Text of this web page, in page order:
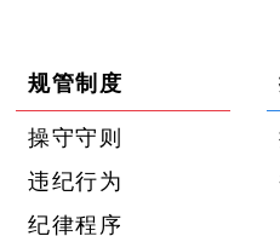
规管制度
操守守则
违纪行为
纪律程序